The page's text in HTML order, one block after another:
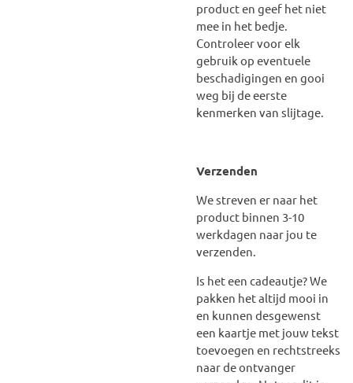
product en geef het niet
mee in het bedje.
Controleer voor elk
gebruik op eventuele
beschadigingen en gooi
weg bij de eerste
kenmerken van slijtage.
Verzenden
We streven er naar het
product binnen 3-10
werkdagen naar jou te
verzenden.
Is het een cadeautje? We
pakken het altijd mooi in
en kunnen desgewenst
een kaartje met jouw tekst
toevoegen en rechtstreeks
naar de ontvanger